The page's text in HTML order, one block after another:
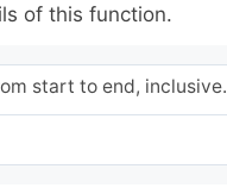
of this function.
start to end, inclusive.